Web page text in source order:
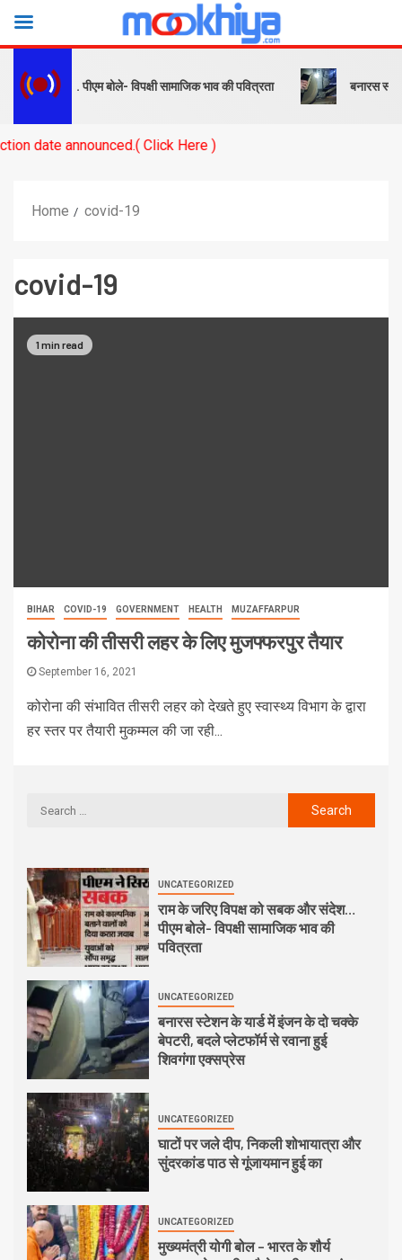
और संदेश… पीएम बोले- विपक्षी सामाजिक भाव की पवित्रता बनारस स्टेशन के
announced.( Click Here )
Home covid-19
covid-19
1 min read
BIHAR COVID-19 GOVERNMENT HEALTH MUZAFFARPUR
कोरोना की तीसरी लहर के लिए मुजफ्फरपुर तैयार
September 16, 2021
कोरोना की संभावित तीसरी लहर को देखते हुए स्वास्थ्य विभाग के द्वारा
हर स्तर पर तैयारी मुकम्मल की जा रही...
UNCATEGORIZED
राम के जरिए विपक्ष को सबक और संदेश…
पीएम बोले- विपक्षी सामाजिक भाव की
पवित्रता
UNCATEGORIZED
बनारस स्टेशन के यार्ड में इंजन के दो चक्के
बेपटरी, बदले प्लेटफॉर्म से रवाना हुई
शिवगंगा एक्सप्रेस
UNCATEGORIZED
घाटों पर जले दीप, निकली शोभायात्रा और
सुंदरकांड पाठ से गूंजायमान हुई का
UNCATEGORIZED
मुख्यमंत्री योगी बोल – भारत के शौर्य